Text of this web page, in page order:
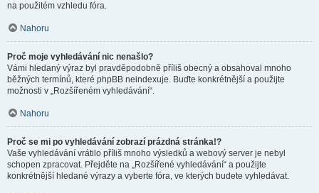
na použitém vzhledu fóra.
Nahoru
Proč moje vyhledávání nic nenašlo?
Vámi hledaný výraz byl pravděpodobně příliš obecný a obsahoval mnoho
běžných termínů, které phpBB neindexuje. Buďte konkrétnější a použijte
možnosti v „Rozšířeném vyhledávání“.
Nahoru
Proč se mi po vyhledávání zobrazí prázdná stránka!?
Vaše vyhledávání vrátilo příliš mnoho výsledků a webový server je nebyl
schopen zpracovat. Přejděte na „Rozšířené vyhledávání“ a použijte
konkrétnější hledané výrazy a vyberte fóra, ve kterých budete vyhledávat.